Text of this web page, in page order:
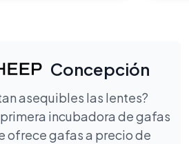
Concepción
asequibles las lentes?
incubadora de gafas
ofrece gafas a precio de